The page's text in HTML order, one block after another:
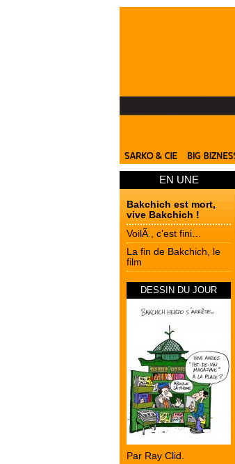
EN UNE
Bakchich est mort,
vive Bakchich !
VoilÃ , c’est fini…
La fin de Bakchich, le
film
DESSIN DU JOUR
Par Ray Clid.